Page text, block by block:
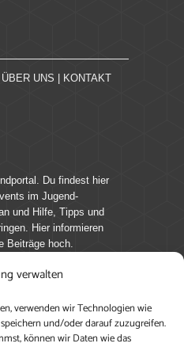
verwalten
verwenden wir Technologien wie
und/oder darauf zuzugreifen.
können wir Daten wie das
ÜBER UNS KONTAKT
Du findest hier
im Jugend-
und Hilfe, Tipps und
Hier informieren
Beiträge hoch.
dir. Sammel
Perspektive und